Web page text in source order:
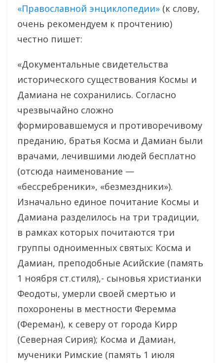
«Православной энциклопедии» (к слову,
очень рекомендуем к прочтению)
честно пишет:
«Документальные свидетельства
исторического существования Космы и
Дамиана не сохранились. Согласно
чрезвычайно сложно
формировавшемуся и противоречивому
преданию, братья Косма и Дамиан были
врачами, лечившими людей бесплатно
(отсюда наименование —
«бессребреники», «безмездники»).
Изначально единое почитание Космы и
Дамиана разделилось на три традиции,
в рамках которых почитаются три
группы одноименных святых: Косма и
Дамиан, преподобные Асийские (память
1 ноября ст.стиля),- сыновья христианки
Феодоты, умерли своей смертью и
похоронены в местности Феремма
(Фереман), к северу от города Кирр
(Северная Сирия); Косма и Дамиан,
мученики Римские (память 1 июля